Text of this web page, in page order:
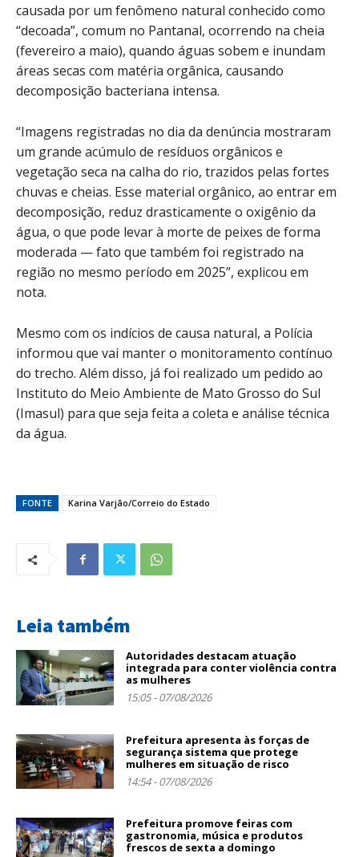
causada por um fenômeno natural conhecido como
“decoada”, comum no Pantanal, ocorrendo na cheia
(fevereiro a maio), quando águas sobem e inundam
áreas secas com matéria orgânica, causando
decomposição bacteriana intensa.
“Imagens registradas no dia da denúncia mostraram
um grande acúmulo de resíduos orgânicos e
vegetação seca na calha do rio, trazidos pelas fortes
chuvas e cheias. Esse material orgânico, ao entrar em
decomposição, reduz drasticamente o oxigênio da
água, o que pode levar à morte de peixes de forma
moderada — fato que também foi registrado na
região no mesmo período em 2025”, explicou em
nota.
Mesmo com os indícios de causa natural, a Polícia
informou que vai manter o monitoramento contínuo
do trecho. Além disso, já foi realizado um pedido ao
Instituto do Meio Ambiente de Mato Grosso do Sul
(Imasul) para que seja feita a coleta e análise técnica
da água.
FONTE Karina Varjão/Correio do Estado
Leia também
Autoridades destacam atuação
integrada para conter violência contra
as mulheres
15:05 - 07/08/2026
Prefeitura apresenta às forças de
segurança sistema que protege
mulheres em situação de risco
14:54 - 07/08/2026
Prefeitura promove feiras com
gastronomia, música e produtos
frescos de sexta a domingo